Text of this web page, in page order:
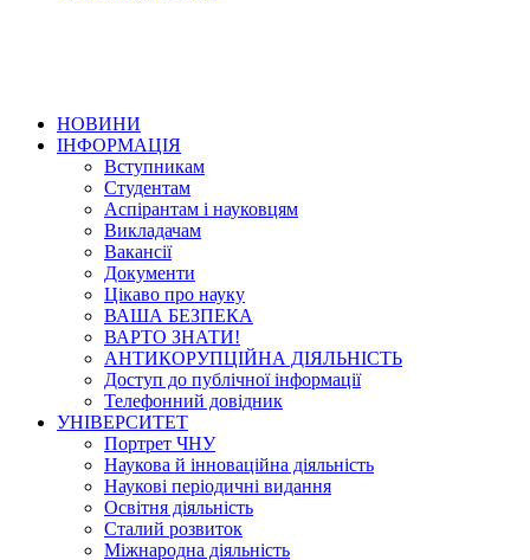
НОВИНИ
ІНФОРМАЦІЯ
Вступникам
Студентам
Аспірантам і науковцям
Викладачам
Вакансії
Документи
Цікаво про науку
ВАША БЕЗПЕКА
ВАРТО ЗНАТИ!
АНТИКОРУПЦІЙНА ДІЯЛЬНІСТЬ
Доступ до публічної інформації
Телефонний довідник
УНІВЕРСИТЕТ
Портрет ЧНУ
Наукова й інноваційна діяльність
Наукові періодичні видання
Освітня діяльність
Сталий розвиток
Міжнародна діяльність